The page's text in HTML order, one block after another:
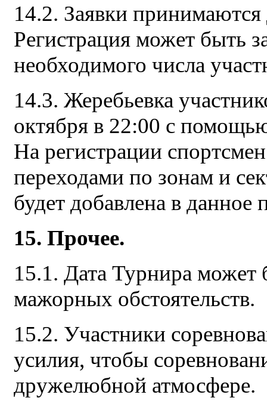
14.2. Заявки
Регистрация может быть
необходимого числа
14.3. Жеребьевка
октября в 22:00 с
На регистрации
переходами по зонам и
будет добавлена в данное
15. Прочее.
15.1. Дата Турнира может
мажорных обстоятельств.
15.2. Участники
усилия, чтобы
дружелюбной атмосфере.